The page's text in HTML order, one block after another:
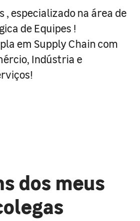
, especializado na área de
de Equipes !
em Supply Chain com
Indústria e
dos meus